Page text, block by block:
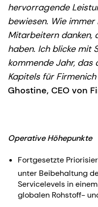
hervorragende
bewiesen. Wie immer
Mitarbeitern danken,
haben. Ich blicke mit
kommende Jahr, das
Kapitels für Firmenich
Ghostine, CEO von
Operative Höhepunkte
Fortgesetzte
unter Beibehaltung
Servicelevels in
globalen Rohstoff-